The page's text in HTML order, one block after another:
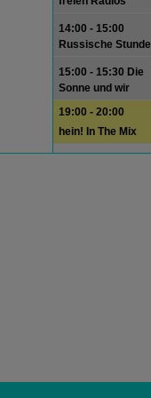
14:00 - 15:00
Russische Stunde
15:00 - 15:30 Die
Sonne und wir
19:00 - 20:00
hein! In The Mix